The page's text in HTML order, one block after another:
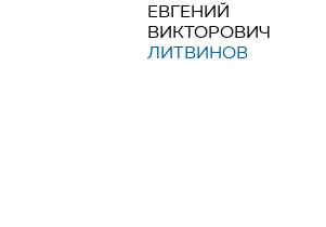
ЕВГЕНИЙ
ВИКТОРОВИЧ
ЛИТВИНОВ